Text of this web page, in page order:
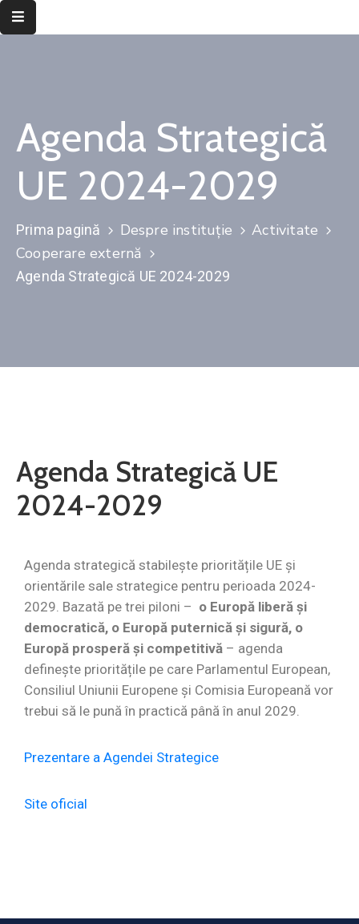
Informații
de
interes
decizională
Integritate
Local
Agenda Strategică
UE 2024-2029
Prima pagină Despre instituție
Activitate
Cooperare externă
Agenda Strategică UE 2024-2029
Agenda Strategică UE
2024-2029
Agenda strategică stabilește prioritățile UE și
orientările sale strategice pentru perioada 2024-
2029. Bazată pe trei piloni – o Europă liberă și
democratică, o Europă puternică și sigură, o
Europă prosperă și competitivă – agenda
definește prioritățile pe care Parlamentul European,
Consiliul Uniunii Europene și Comisia Europeană vor
trebui să le pună în practică până în anul 2029.
Prezentare a Agendei Strategice
Site oficial